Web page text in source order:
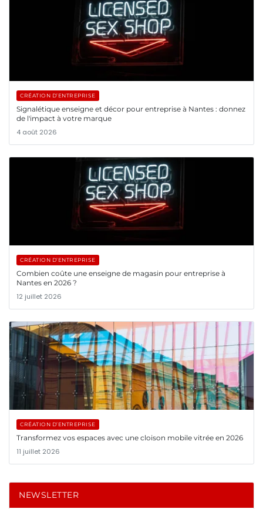
CRÉATION D’ENTREPRISE
Signalétique enseigne et décor pour entreprise à Nantes : donnez
de l'impact à votre marque
4 août 2026
CRÉATION D’ENTREPRISE
Combien coûte une enseigne de magasin pour entreprise à
Nantes en 2026 ?
12 juillet 2026
CRÉATION D’ENTREPRISE
Transformez vos espaces avec une cloison mobile vitrée en 2026
11 juillet 2026
NEWSLETTER